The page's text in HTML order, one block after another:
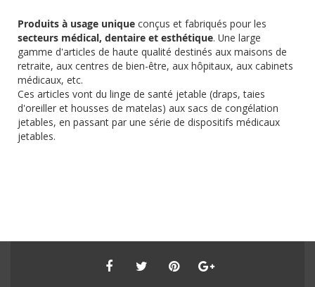
Produits à usage unique conçus et fabriqués pour les
secteurs médical, dentaire et esthétique. Une large
gamme d'articles de haute qualité destinés aux maisons de
retraite, aux centres de bien-être, aux hôpitaux, aux cabinets
médicaux, etc.
Ces articles vont du linge de santé jetable (draps, taies
d'oreiller et housses de matelas) aux sacs de congélation
jetables, en passant par une série de dispositifs médicaux
jetables.